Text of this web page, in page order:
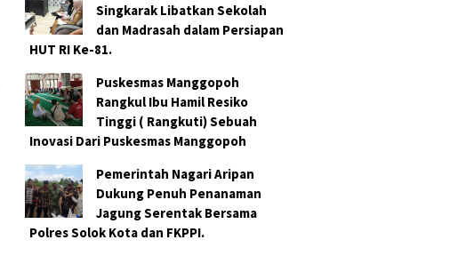
Singkarak Libatkan Sekolah
dan Madrasah dalam Persiapan
HUT RI Ke-81.
Puskesmas Manggopoh
Rangkul Ibu Hamil Resiko
Tinggi ( Rangkuti) Sebuah
Inovasi Dari Puskesmas Manggopoh
Pemerintah Nagari Aripan
Dukung Penuh Penanaman
Jagung Serentak Bersama
Polres Solok Kota dan FKPPI.